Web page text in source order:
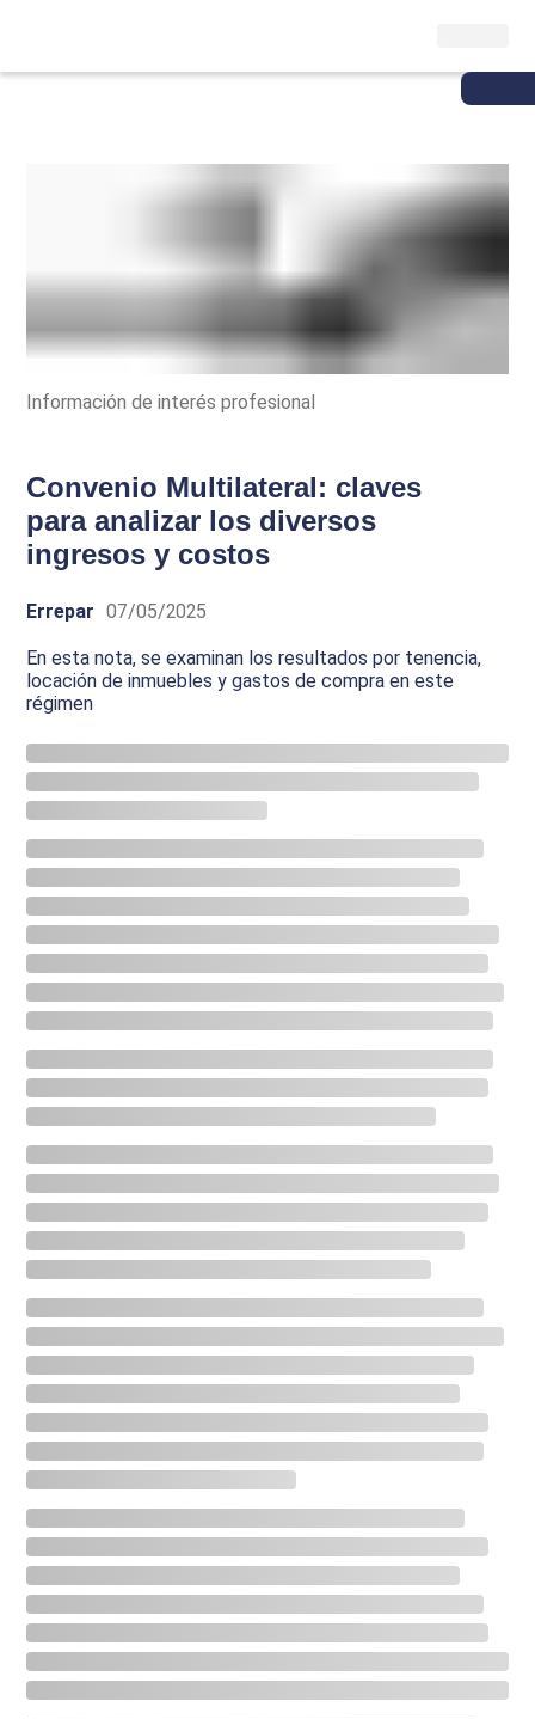
Información de interés profesional
Convenio Multilateral: claves
para analizar los diversos
ingresos y costos
Errepar 07/05/2025
En esta nota, se examinan los resultados por tenencia,
locación de inmuebles y gastos de compra en este
régimen